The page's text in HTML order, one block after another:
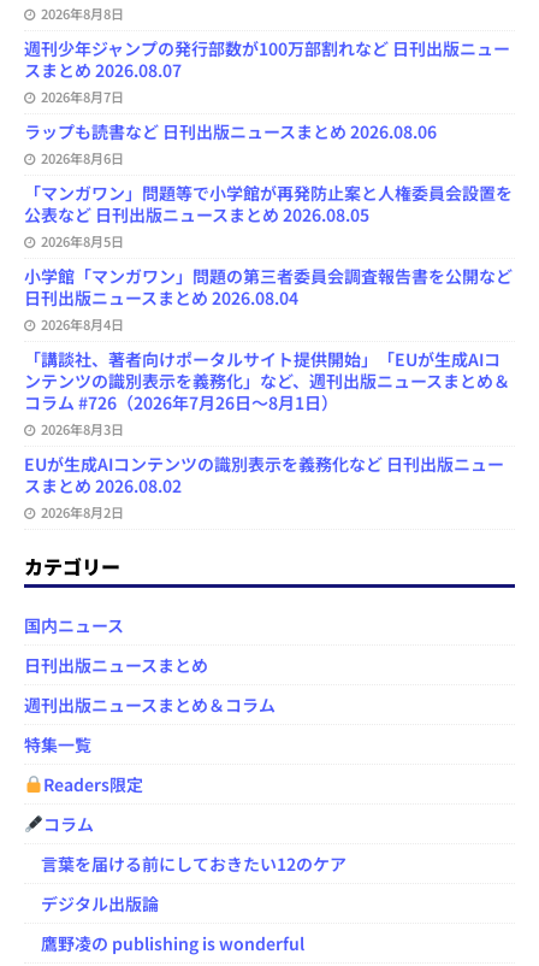
2026年8月8日
週刊少年ジャンプの発行部数が100万部割れなど 日刊出版ニュー
スまとめ 2026.08.07
2026年8月7日
ラップも読書など 日刊出版ニュースまとめ 2026.08.06
2026年8月6日
「マンガワン」問題等で小学館が再発防止案と人権委員会設置を
公表など 日刊出版ニュースまとめ 2026.08.05
2026年8月5日
小学館「マンガワン」問題の第三者委員会調査報告書を公開など
日刊出版ニュースまとめ 2026.08.04
2026年8月4日
「講談社、著者向けポータルサイト提供開始」「EUが生成AIコ
ンテンツの識別表示を義務化」など、週刊出版ニュースまとめ＆
コラム #726（2026年7月26日～8月1日）
2026年8月3日
EUが生成AIコンテンツの識別表示を義務化など 日刊出版ニュー
スまとめ 2026.08.02
2026年8月2日
カテゴリー
国内ニュース
日刊出版ニュースまとめ
週刊出版ニュースまとめ＆コラム
特集一覧
Readers限定
コラム
言葉を届ける前にしておきたい12のケア
デジタル出版論
鷹野凌の publishing is wonderful